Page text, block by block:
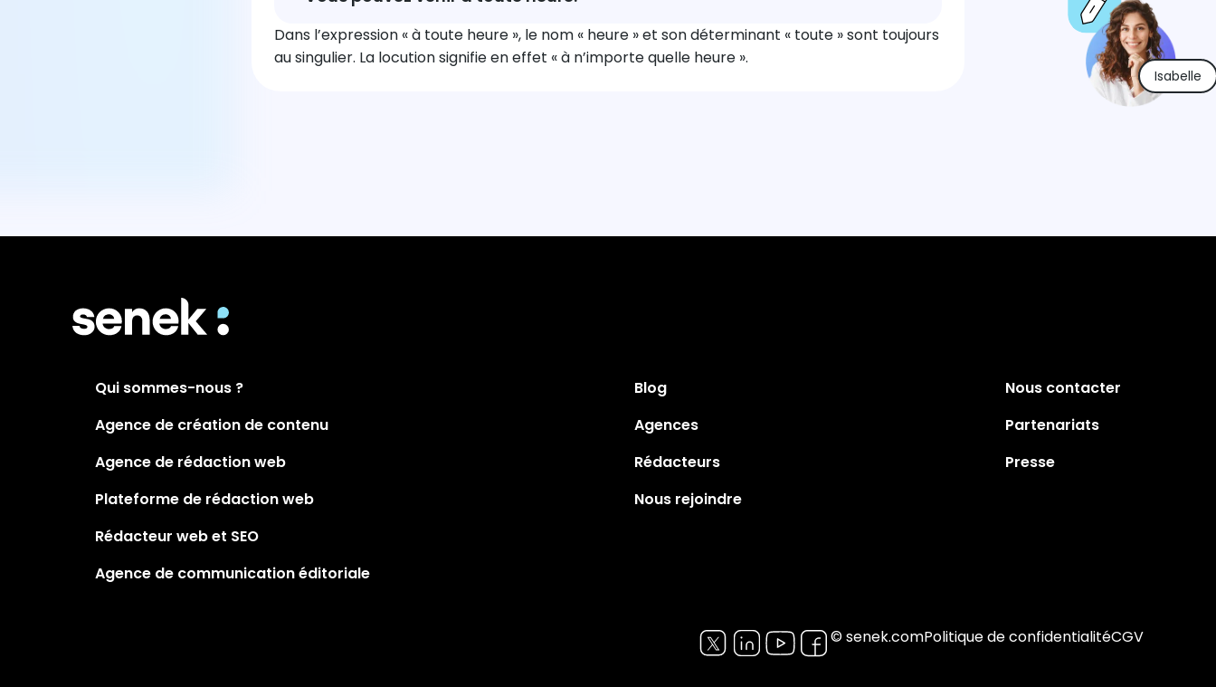
Dans l’expression « à toute heure », le nom « heure » et son déterminant « toute » sont toujours
au singulier. La locution signifie en effet « à n’importe quelle heure ».
Isabelle
Qui sommes-nous ?
Agence de création de contenu
Agence de rédaction web
Plateforme de rédaction web
Rédacteur web et SEO
Agence de communication éditoriale
Blog
Agences
Rédacteurs
Nous rejoindre
Nous contacter
Partenariats
Presse
© senek.comPolitique de confidentialitéCGV